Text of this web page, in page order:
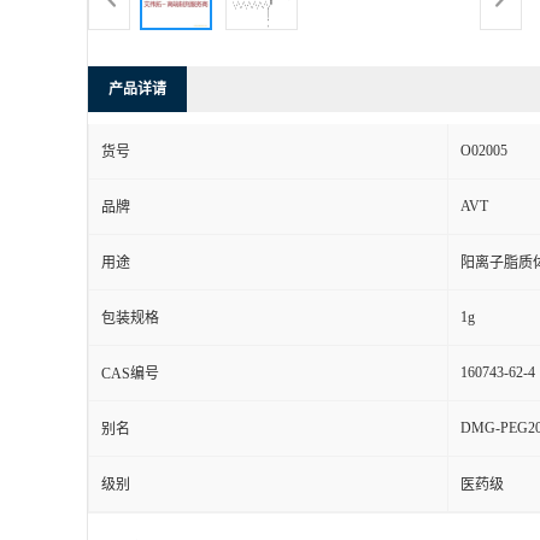
产品详请
货号 O02005
品牌 AVT
用途 阳离子脂质
包装规格 1g
CAS编号 160743-62-4
别名 DMG-
级别 医药级